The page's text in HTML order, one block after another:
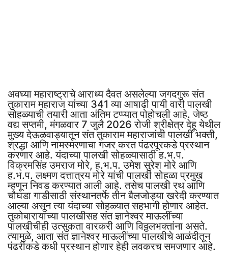
अवघ्या महाराष्ट्राचे आराध्य दैवत असलेल्या जगदगुरू संत
तुकाराम महाराज यांच्या 341 व्या आषाढी पायी वारी पालखी
सोहळ्याची तयारी आता अंतिम टप्प्यात पोहोचली आहे. जेष्ठ
वद्य सप्तमी, मंगळवार 7 जुलै 2026 रोजी श्रीक्षेत्र देहू येथील
मुख्य देऊळवाड्यातून संत तुकाराम महाराजांची पालखी भक्ती,
श्रद्धा आणि नामस्मरणाचा गजर करत पंढरपूरकडे प्रस्थान
करणार आहे. यंदाच्या पालखी सोहळ्यासाठी ह.भ.प.
विक्रमसिंह उमराज मोरे, ह.भ.प. उमेश सुरेश मोरे आणि
ह.भ.प. लक्ष्मण दत्तात्रय मोरे यांची पालखी सोहळा प्रमुख
म्हणून निवड करण्यात आली आहे. तसेच पालखी रथ आणि
चौघडा गाडीसाठी संस्थानतर्फे तीन बैलजोड्या खरेदी करण्यात
आल्या असून त्या यंदाच्या सोहळ्यात सहभागी होणार आहेत.
तुकोबारायांच्या पालखीसह संत ज्ञानेश्वर माऊलींच्या
पालखीचीही उत्सुकता वारकरी आणि विठ्ठलभक्तांना असते.
त्यामुळे, आता संत ज्ञानेश्वर माऊलींच्या पालखीचे आळंदीतून
पंढरीकडे कधी प्रस्थान होणार हेही लवकरच समजणार आहे.